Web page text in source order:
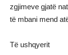
zgjimeve gjatë
të mbani mend
Të ushqyerit